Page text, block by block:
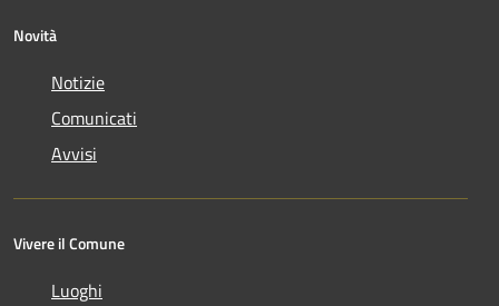
Novità
Notizie
Comunicati
Avvisi
Vivere il Comune
Luoghi